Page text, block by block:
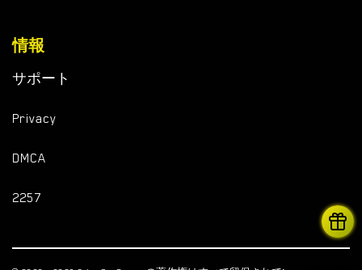
情報
サポート
Privacy
DMCA
2257